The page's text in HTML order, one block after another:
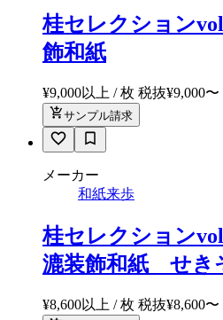
桂セレクション
飾和紙
¥9,000以上 / 枚 税抜¥9,000〜
サンプル請求
メーカー
和紙来歩
桂セレクション
漉装飾和紙 せき
¥8,600以上 / 枚 税抜¥8,600〜